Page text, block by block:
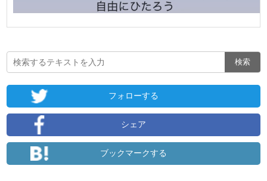
フォローする
シェア
ブックマークする